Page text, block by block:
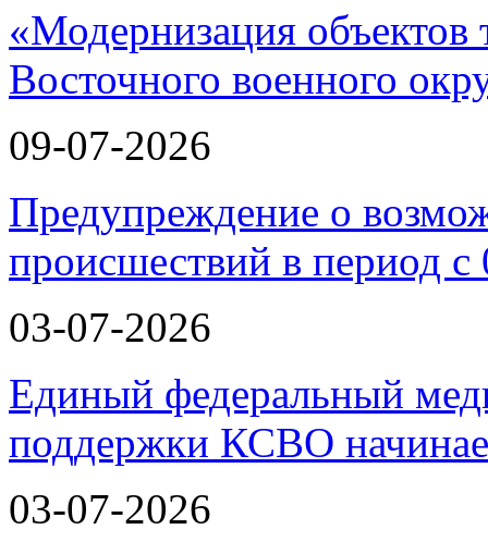
«Модернизация объектов
Восточного военного
09-07-2026
Предупреждение о
происшествий в период
03-07-2026
Единый федеральный
поддержки КСВО
03-07-2026